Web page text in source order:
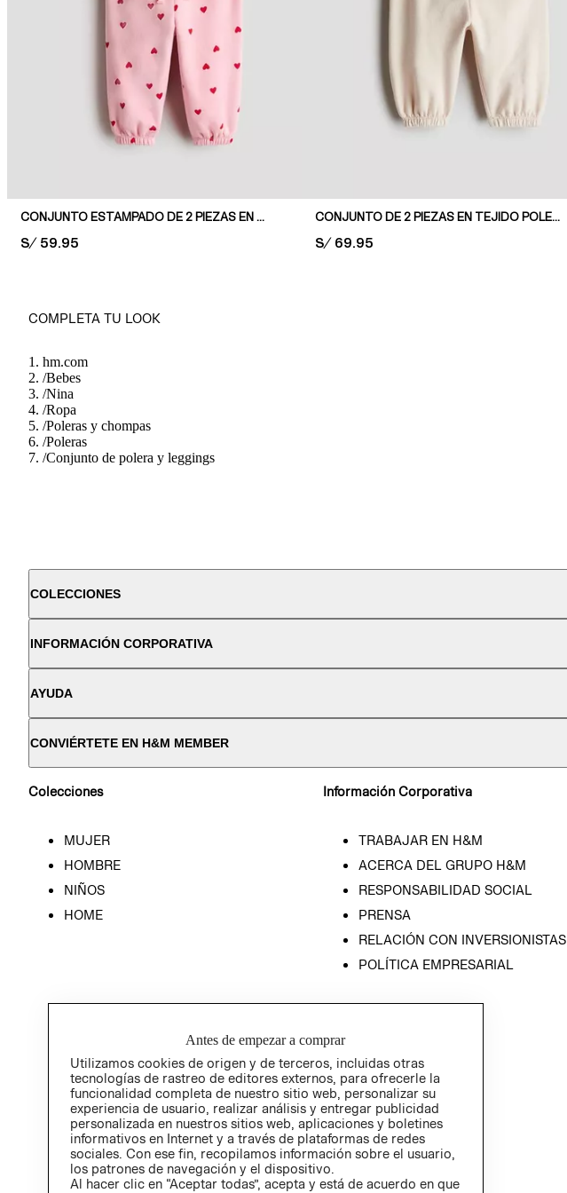
CONJUNTO ESTAMPADO DE 2 PIEZAS EN TEJIDO POLERA
PRICE:
S/ 59.95
CONJUNTO DE 2 PIEZAS EN TEJIDO POLERA DE ALGODÓN
PRICE:
S/ 69.95
COMPLETA TU LOOK
hm.com
/Bebes
/Nina
/Ropa
/Poleras y chompas
/Poleras
/Conjunto de polera y leggings
COLECCIONES
INFORMACIÓN CORPORATIVA
AYUDA
CONVIÉRTETE EN H&M MEMBER
Colecciones
MUJER
HOMBRE
NIÑOS
HOME
Información Corporativa
TRABAJAR EN H&M
ACERCA DEL GRUPO H&M
RESPONSABILIDAD SOCIAL
PRENSA
RELACIÓN CON INVERSIONISTAS
POLÍTICA EMPRESARIAL
Antes de empezar a comprar
Utilizamos cookies de origen y de terceros, incluidas otras
tecnologías de rastreo de editores externos, para ofrecerle la
funcionalidad completa de nuestro sitio web, personalizar su
experiencia de usuario, realizar análisis y entregar publicidad
personalizada en nuestros sitios web, aplicaciones y boletines
informativos en Internet y a través de plataformas de redes
sociales. Con ese fin, recopilamos información sobre el usuario,
los patrones de navegación y el dispositivo.
Al hacer clic en “Aceptar todas”, acepta y está de acuerdo en que